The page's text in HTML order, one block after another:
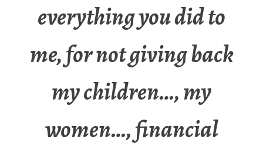
everything you did to
me, for not giving back
my children…, my
women…, financial